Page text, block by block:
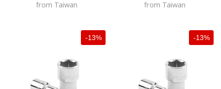
from Taiwan
from Taiwan
-13% -13%